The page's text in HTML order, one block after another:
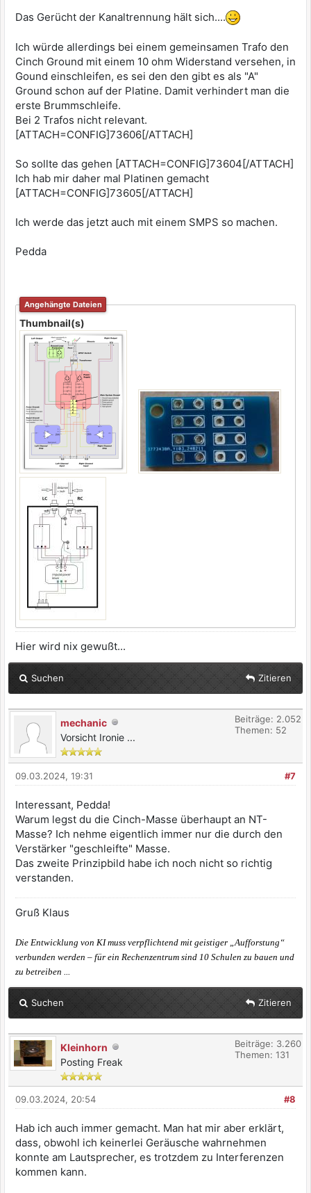
Das Gerücht der Kanaltrennung hält sich....
Ich würde allerdings bei einem gemeinsamen Trafo den
Cinch Ground mit einem 10 ohm Widerstand versehen, in
Gound einschleifen, es sei den den gibt es als "A"
Ground schon auf der Platine. Damit verhindert man die
erste Brummschleife.
Bei 2 Trafos nicht relevant.
[ATTACH=CONFIG]73606[/ATTACH]
So sollte das gehen [ATTACH=CONFIG]73604[/ATTACH]
Ich hab mir daher mal Platinen gemacht
[ATTACH=CONFIG]73605[/ATTACH]
Ich werde das jetzt auch mit einem SMPS so machen.
Pedda
Angehängte Dateien
Thumbnail(s)
Hier wird nix gewußt...
Suchen Zitieren
mechanic
Vorsicht Ironie ...
Beiträge: 2.052
Themen: 52
#7
09.03.2024, 19:31
Interessant, Pedda!
Warum legst du die Cinch-Masse überhaupt an NT-
Masse? Ich nehme eigentlich immer nur die durch den
Verstärker "geschleifte" Masse.
Das zweite Prinzipbild habe ich noch nicht so richtig
verstanden.
Gruß Klaus
Die Entwicklung von KI muss verpflichtend mit geistiger „Aufforstung“
verbunden werden – für ein Rechenzentrum sind 10 Schulen zu bauen und
zu betreiben ...
Suchen Zitieren
Kleinhorn
Posting Freak
Beiträge: 3.260
Themen: 131
#8
09.03.2024, 20:54
Hab ich auch immer gemacht. Man hat mir aber erklärt,
dass, obwohl ich keinerlei Geräusche wahrnehmen
konnte am Lautsprecher, es trotzdem zu Interferenzen
kommen kann.